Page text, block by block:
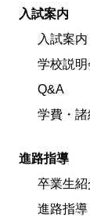
入試案内
入試案
学校説
Q&A
学費・
進路指導
卒業生紹
進路指